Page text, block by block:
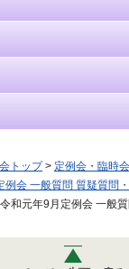
トップ> 定例会・臨時会
例会 一般質問 質疑質問
和元年9月定例会 一般